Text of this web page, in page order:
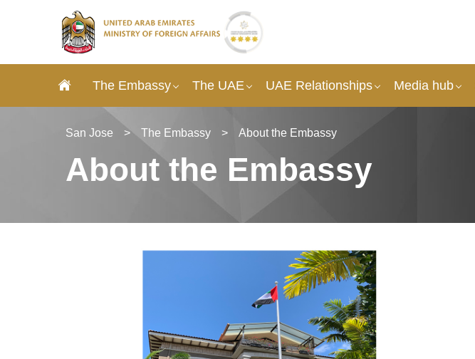
The Embassy The UAE UAE Relationships Media hub
San Jose > The Embassy > About the Embassy
About the Embassy